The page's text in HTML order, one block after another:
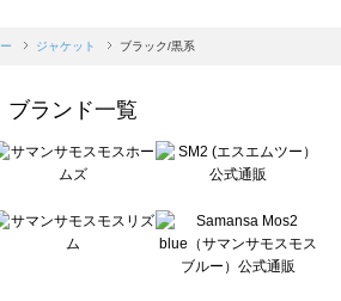
スモス ブルー）のジャケット一覧
ケット一覧
ト一覧
シック）のジャケット一覧
のジャケット一覧
ー）のジャケット一覧
ジャケット一覧
ジャケット ブラック/黒系
ブランド一覧